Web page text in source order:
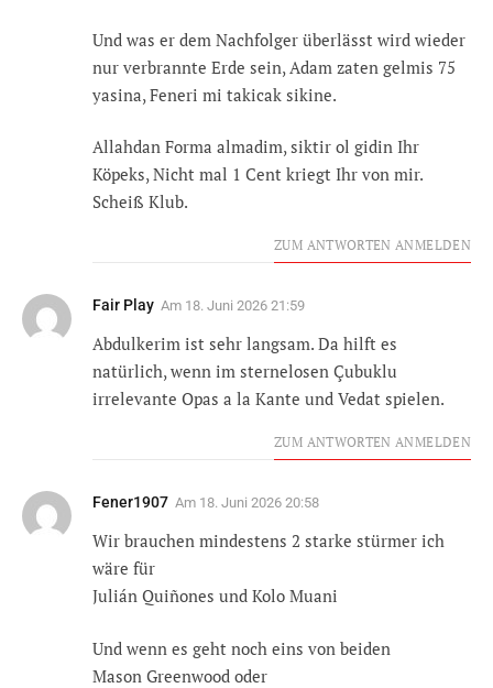
Und was er dem Nachfolger überlässt wird wieder
nur verbrannte Erde sein, Adam zaten gelmis 75
yasina, Feneri mi takicak sikine.
Allahdan Forma almadim, siktir ol gidin Ihr
Köpeks, Nicht mal 1 Cent kriegt Ihr von mir.
Scheiß Klub.
ZUM ANTWORTEN ANMELDEN
Fair Play Am 18. Juni 2026 21:59
Abdulkerim ist sehr langsam. Da hilft es
natürlich, wenn im sternelosen Çubuklu
irrelevante Opas a la Kante und Vedat spielen.
ZUM ANTWORTEN ANMELDEN
Fener1907 Am 18. Juni 2026 20:58
Wir brauchen mindestens 2 starke stürmer ich
wäre für
Julián Quiñones und Kolo Muani
Und wenn es geht noch eins von beiden
Mason Greenwood oder